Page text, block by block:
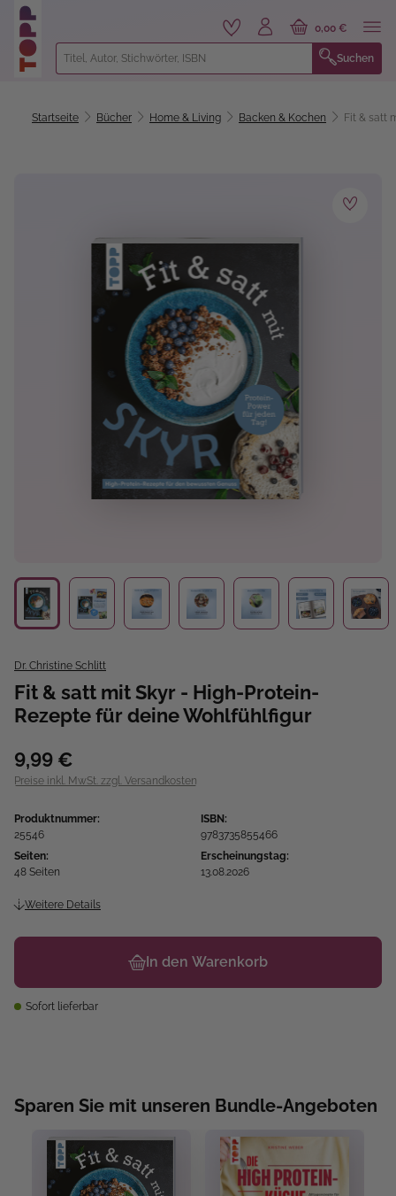
springen
Suchen
0,00 €
Startseite Bücher Home & Living Backen & Kochen Fit & satt
Dr. Christine Schlitt
Fit & satt mit Skyr - High-Protein-
Rezepte für deine Wohlfühlfigur
9,99 €
Preise inkl. MwSt. zzgl. Versandkosten
Produktnummer:
25546
ISBN:
9783735855466
Seiten:
48 Seiten
Erscheinungstag:
13.08.2026
Weitere Details
In den Warenkorb
Sofort lieferbar
Sparen Sie mit unseren Bundle-Angeboten